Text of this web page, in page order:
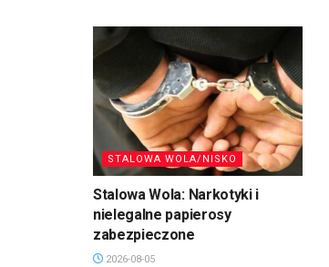
STALOWA WOLA/NISKO
Stalowa Wola: Narkotyki i
nielegalne papierosy
zabezpieczone
2026-08-05